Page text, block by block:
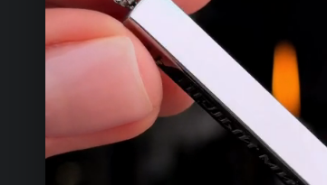
КОНТАКТЫ
ТЕЛЕФОН
+993 649 593 67
EMAIL
rdemirov@cool.com.tm